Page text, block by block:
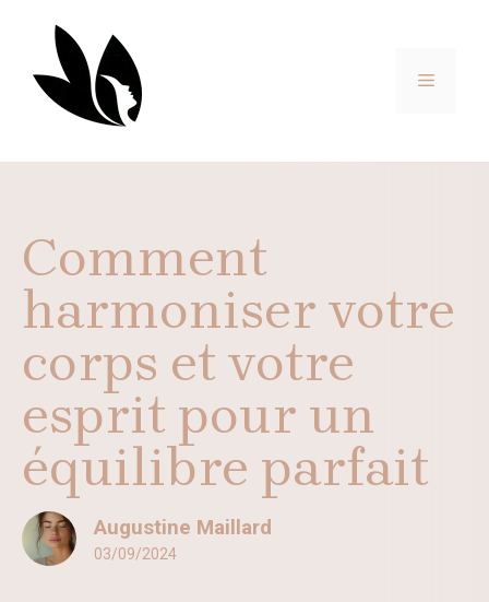
contenu
MENU
Comment
harmoniser votre
corps et votre
esprit pour un
équilibre parfait
Augustine Maillard
03/09/2024